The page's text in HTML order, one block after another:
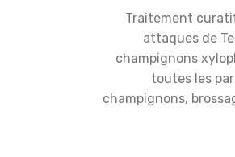
Traitement
attaques de
champignons
toutes les
champignons,